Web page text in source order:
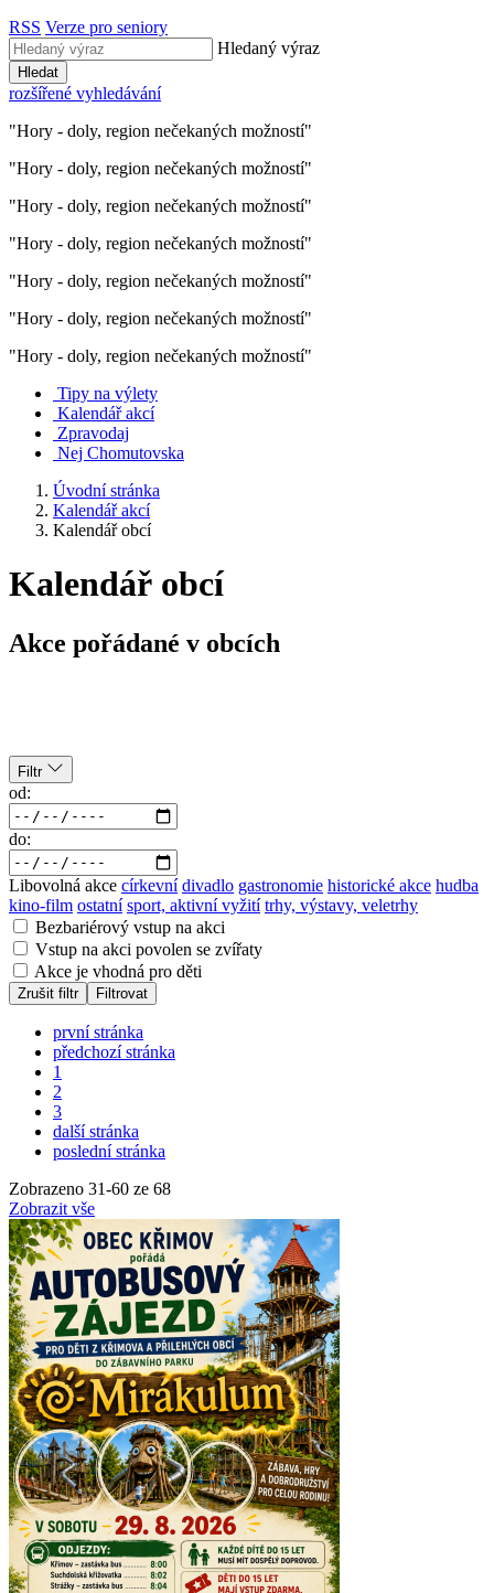
RSS Verze pro seniory
Hledaný výraz
Hledat
rozšířené vyhledávání
"Hory - doly, region nečekaných možností"
"Hory - doly, region nečekaných možností"
"Hory - doly, region nečekaných možností"
"Hory - doly, region nečekaných možností"
"Hory - doly, region nečekaných možností"
"Hory - doly, region nečekaných možností"
"Hory - doly, region nečekaných možností"
Tipy na výlety
Kalendář akcí
Zpravodaj
Nej Chomutovska
Úvodní stránka
Kalendář akcí
Kalendář obcí
Kalendář obcí
Akce pořádané v obcích
Filtr
od:
do:
Libovolná akce církevní divadlo gastronomie historické akce hudba
kino-film ostatní sport, aktivní vyžití trhy, výstavy, veletrhy
Bezbariérový vstup na akci
Vstup na akci povolen se zvířaty
Akce je vhodná pro děti
Zrušit filtr Filtrovat
první stránka
předchozí stránka
1
2
3
další stránka
poslední stránka
Zobrazeno 31-60 ze 68
Zobrazit vše